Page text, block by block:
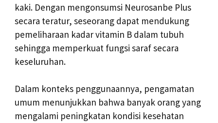
kaki. Dengan mengonsumsi Neurosanbe Plus
secara teratur, seseorang dapat mendukung
pemeliharaan kadar vitamin B dalam tubuh
sehingga memperkuat fungsi saraf secara
keseluruhan.
Dalam konteks penggunaannya, pengamatan
umum menunjukkan bahwa banyak orang yang
mengalami peningkatan kondisi kesehatan